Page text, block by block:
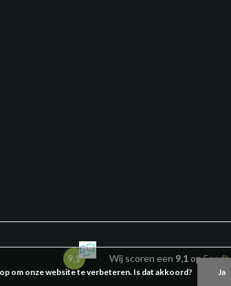
9,1 Wij scoren een 9,1op
om onze website te verbeteren. Is dat akkoord? Ja